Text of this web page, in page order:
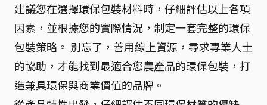
建議您在選擇環保包裝材料時，仔細評估以上各項
因素，並根據您的實際情況，制定一套完整的環保
包裝策略。 別忘了，善用線上資源，尋求專業人士
的協助，才能找到最適合您農產品的環保包裝，打
造兼具環保與商業價值的品牌。